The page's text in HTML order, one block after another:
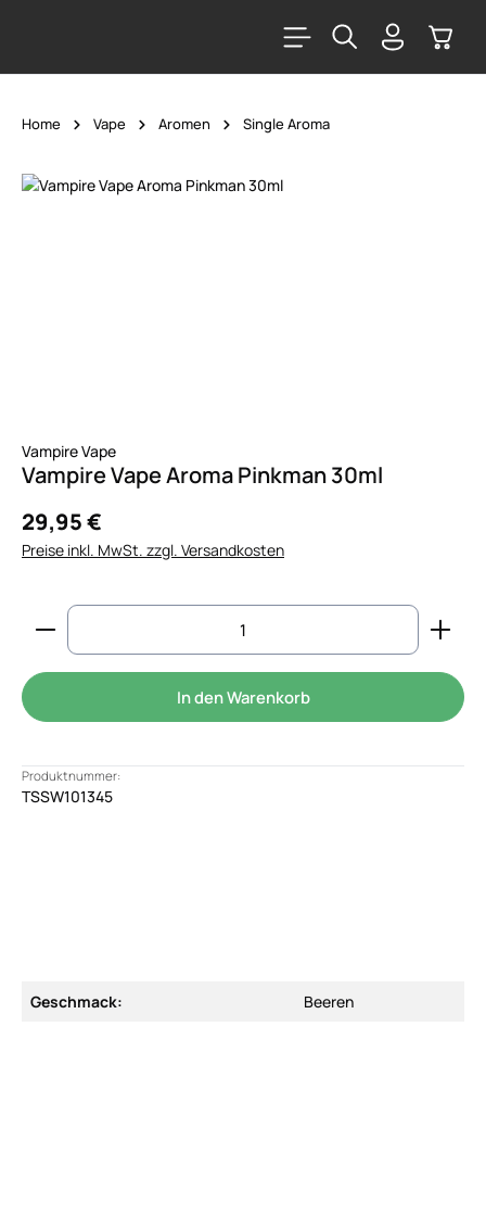
Home Vape Aromen Single Aroma
Bildergalerie überspringen
Vampire Vape
Vampire Vape Aroma Pinkman 30ml
29,95 €
Preise inkl. MwSt. zzgl. Versandkosten
Produkt Anzahl: Gib den gewünschten Wert
In den Warenkorb
Produktnummer:
TSSW101345
Geschmack: Beeren